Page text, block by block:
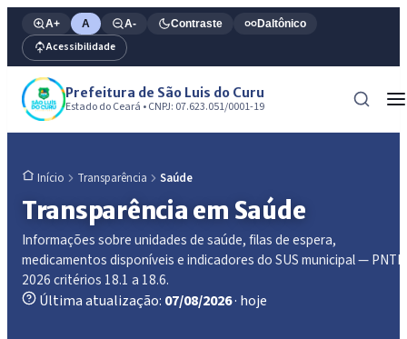
A+ A A- Contraste Daltônico
Acessibilidade
Prefeitura de São Luis do Curu
Estado do Ceará • CNPJ: 07.623.051/0001-19
Início Transparência Saúde
Transparência em Saúde
Informações sobre unidades de saúde, filas de espera,
medicamentos disponíveis e indicadores do SUS municipal — PNTP
2026 critérios 18.1 a 18.6.
Última atualização: 07/08/2026· hoje